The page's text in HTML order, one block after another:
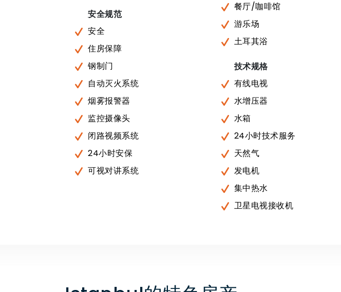
安全规范
安全
住房保障
钢制门
自动灭火系统
烟雾报警器
监控摄像头
闭路视频系统
24小时安保
可视对讲系统
餐厅/咖啡馆
游乐场
土耳其浴
技术规格
有线电视
水增压器
水箱
24小时技术服务
天然气
发电机
集中热水
卫星电视接收机